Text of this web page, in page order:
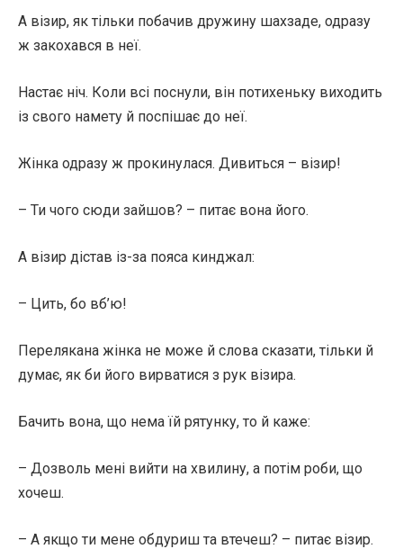
А візир, як тільки побачив дружину шахзаде, одразу
ж закохався в неї.
Настає ніч. Коли всі поснули, він потихеньку виходить
із свого намету й поспішає до неї.
Жінка одразу ж прокинулася. Дивиться – візир!
– Ти чого сюди зайшов? – питає вона його.
А візир дістав із-за пояса кинджал:
– Цить, бо вб’ю!
Перелякана жінка не може й слова сказати, тільки й
думає, як би його вирватися з рук візира.
Бачить вона, що нема їй рятунку, то й каже:
– Дозволь мені вийти на хвилину, а потім роби, що
хочеш.
– А якщо ти мене обдуриш та втечеш? – питає візир.